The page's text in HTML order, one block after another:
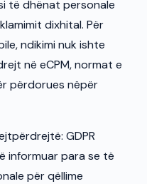
të dhënat personale
dixhital. Për
ndikimi nuk ishte
në eCPM, normat e
përdorues nëpër
GDPR
informuar para se të
për qëllime